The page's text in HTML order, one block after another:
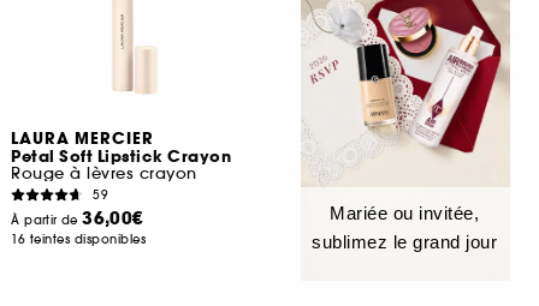
LAURA MERCIER
Petal Soft Lipstick Crayon
Rouge à lèvres crayon
59
À partir de36,00€
16 teintes disponibles
Mariée ou invitée,
sublimez le grand jour